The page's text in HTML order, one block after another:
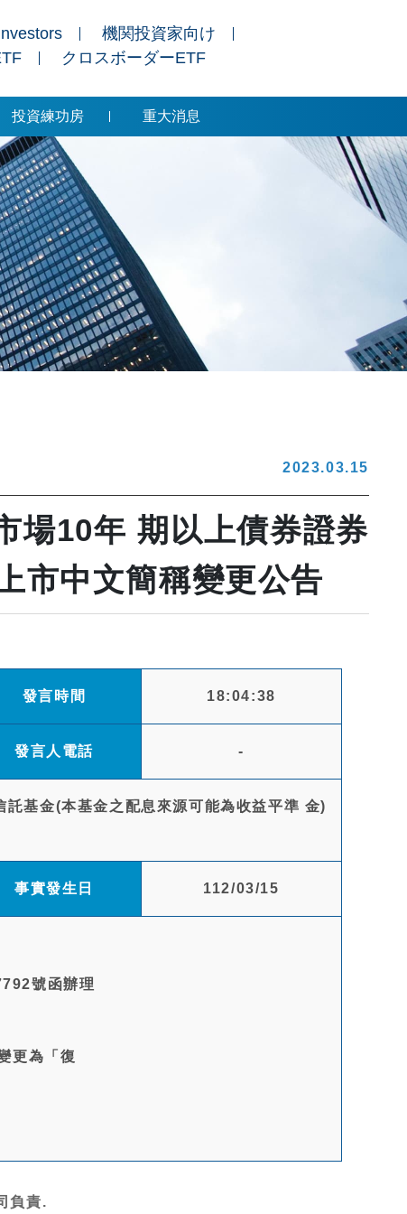
機関投資家向け
クロスボーダーETF
投資練功房 重大消息
2023.03.15
場10年 期以上債券證券
市中文簡稱變更公告
發言時間 18:04:38
發言人電話 -
基金(本基金之配息來源可能為收益平準 金)
事實發生日 112/03/15
號函辦理
更為「復
負責.